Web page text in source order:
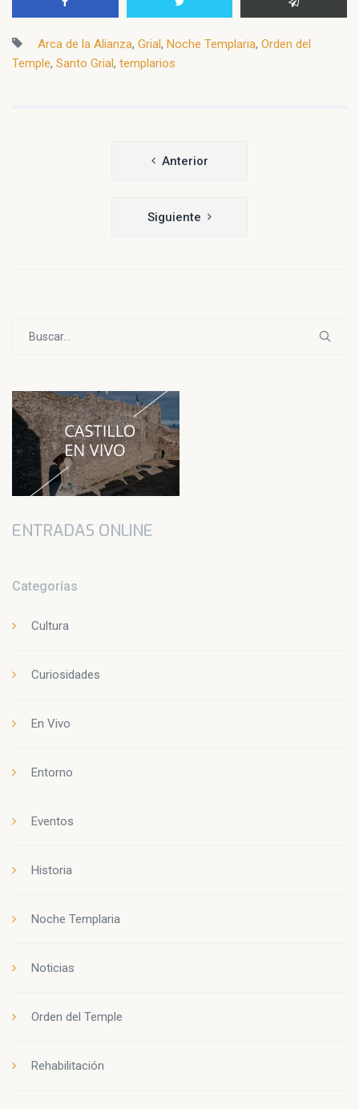
Arca de la Alianza, Grial, Noche Templaria, Orden del
Temple, Santo Grial, templarios
Anterior
Siguiente
ENTRADAS ONLINE
Categorías
Cultura
Curiosidades
En Vivo
Entorno
Eventos
Historia
Noche Templaria
Noticias
Orden del Temple
Rehabilitación